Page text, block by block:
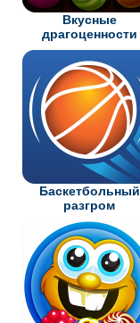
Вкусные
драгоценности
Баскетбольный
разгром